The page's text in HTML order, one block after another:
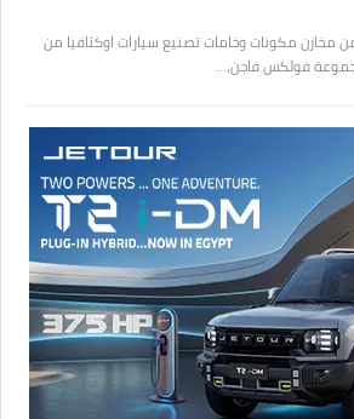
مكونات وخامات تصنيع سيارات اوكتافيا من
فولكس فاجن،…